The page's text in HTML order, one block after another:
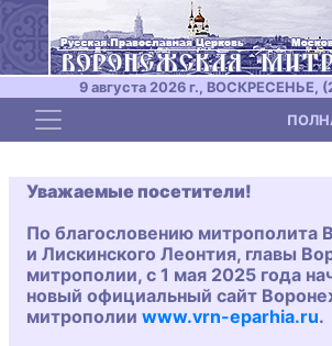
9 августа 2026 г., ВОСКРЕСЕНЬЕ,
Toggle navigation
Уважаемые посетители!
По благословению митрополита
и Лискинского Леонтия, главы
митрополии, с 1 мая 2025 года
новый официальный сайт
митрополии www.vrn-eparhia.ru.